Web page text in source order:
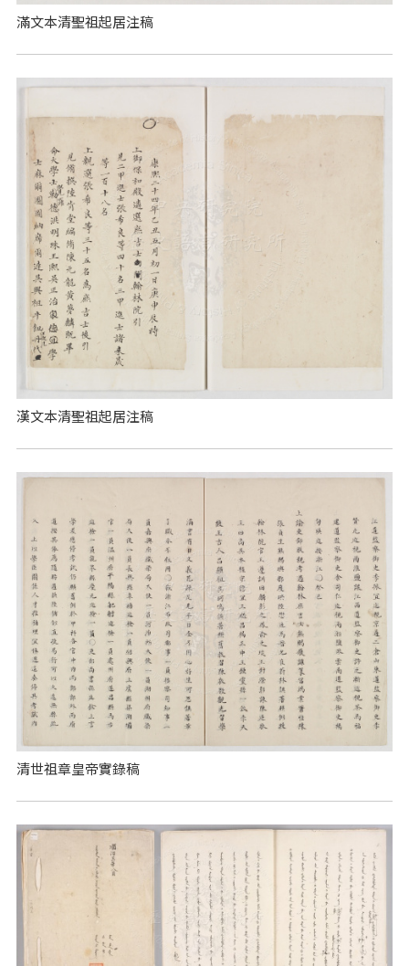
滿文本清聖祖起居注稿
漢文本清聖祖起居注稿
清世祖章皇帝實錄稿